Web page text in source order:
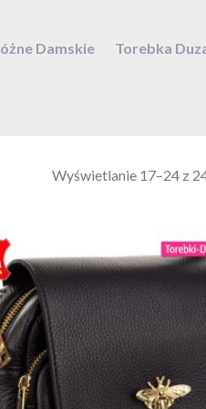
Damskie Torebka
Wyświetlanie 17–24 z